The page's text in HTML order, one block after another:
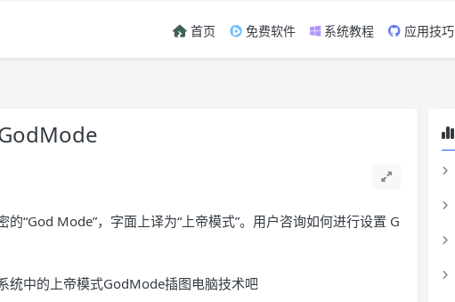
首页 免费软件 系统教程 应用技巧
“God Mode”，字面上译为“上帝模式”。用户咨询如何进行设置 G